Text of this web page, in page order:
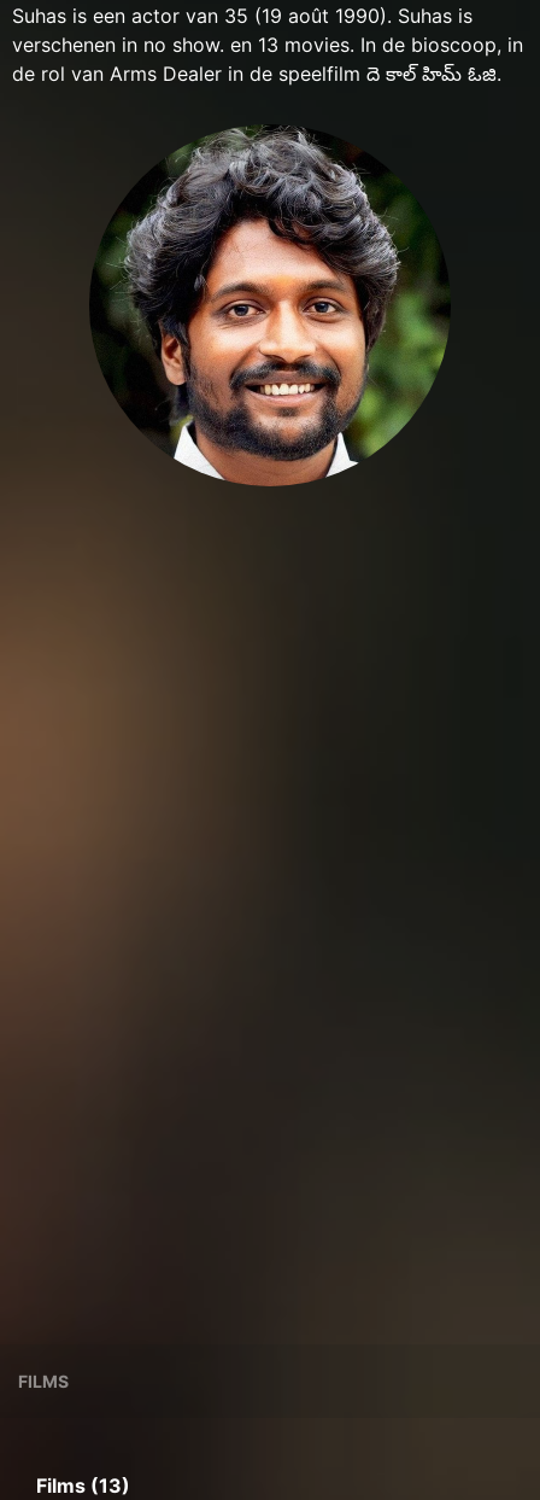
Suhas is een actor van 35 (19 août 1990). Suhas is
verschenen in no show. en 13 movies. In de bioscoop, in
de rol van Arms Dealer in de speelfilm దె కాల్ హిమ్ ఓజి.
FILMS
Films (13)